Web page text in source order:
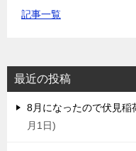
記事一覧
最近の投稿
8月になったので伏見稲
月1日